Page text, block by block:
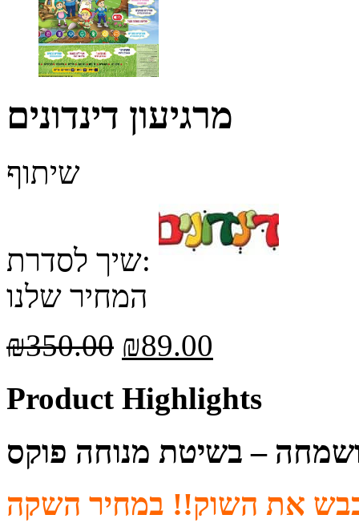
מרגיעון דינדונים
שיתוף
שיך לסדרת:
המחיר שלנו
₪350.00 ₪89.00
Product Highlights
– בשיטת מנוחה פוקס